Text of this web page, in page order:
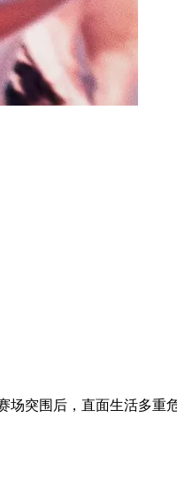
突围后，直面生活多重